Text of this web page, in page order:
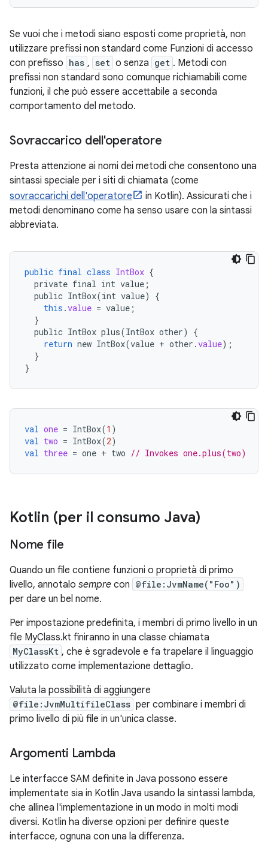
Se vuoi che i metodi siano esposti come proprietà, non
utilizzare prefissi non standard come Funzioni di accesso
con prefisso has , set o senza get . Metodi con
prefissi non standard sono comunque richiamabili come
funzioni, il che può essere accettabile a seconda
comportamento del metodo.
Sovraccarico dell'operatore
Presta attenzione ai nomi dei metodi che consentono una
sintassi speciale per i siti di chiamata (come
sovraccarichi dell'operatore
in Kotlin). Assicurati che i
metodi denominano come ha senso usare con la sintassi
abbreviata.
public final class IntBox {
private final int value ;
public IntBox(int value)
{
this .value = value ;
}
public IntBox plus(IntBox other)
{
return new IntBox(value + other .value);
}
}
val one = IntBox(1 )
val two = IntBox(2)
val three = one + two // Invokes one.plus(two)
Kotlin (per il consumo Java)
Nome file
Quando un file contiene funzioni o proprietà di primo
livello, annotalo sempre con @file:JvmName("Foo")
per dare un bel nome.
Per impostazione predefinita, i membri di primo livello in un
file MyClass.kt finiranno in una classe chiamata
MyClassKt , che è sgradevole e fa trapelare il linguaggio
utilizzato come implementazione dettaglio.
Valuta la possibilità di aggiungere
@file:JvmMultifileClass per combinare i membri di
primo livello di più file in un'unica classe.
Argomenti Lambda
Le interfacce SAM definite in Java possono essere
implementate sia in Kotlin Java usando la sintassi lambda,
che allinea l'implementazione in un modo in molti modi
diversi. Kotlin ha diverse opzioni per definire queste
interfacce, ognuna con una la differenza.